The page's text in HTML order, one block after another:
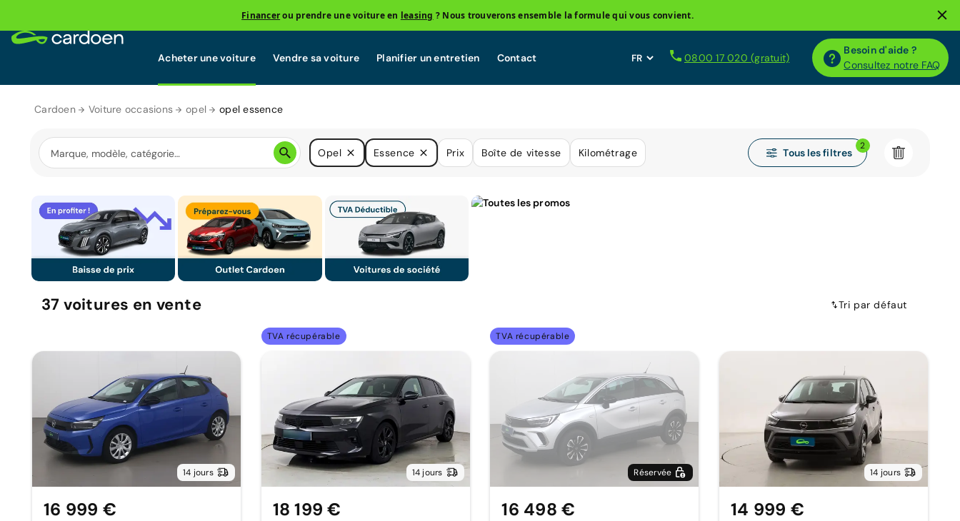
Financerou prendre une voiture en leasing ? Nous trouverons ensemble la formule qui vous convient.
Acheter une voiture Vendre sa voiture Planifier un entretien Contact 0800 17 020 (gratuit)
Besoin d'aide ?
Consultez notre FAQ
Cardoen Voiture occasions opel opel essence
Opel Essence Prix Boîte de vitesse Kilométrage Tous les filtres
2
37voitures en vente Tri par défaut
14 jours
16 999 €
TVA récupérable
14 jours
18 199 €
TVA récupérable
Réservée
16 498 €
14 jours
14 999 €